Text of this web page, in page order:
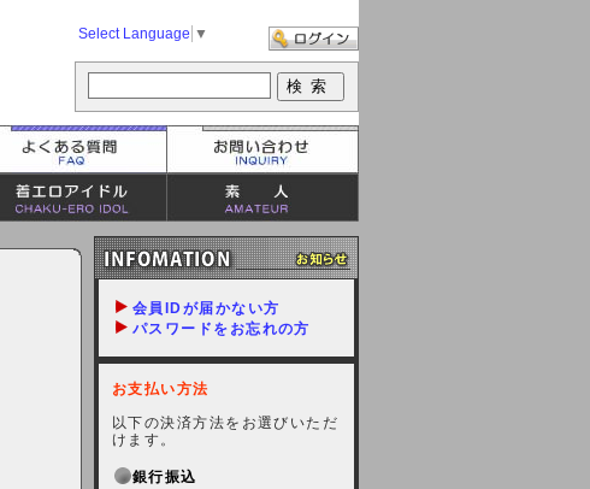
Select Language ▼
会員IDが届かない方
パスワードをお忘れの方
お支払い方法
以下の決済方法をお選びいただ
けます。
銀行振込